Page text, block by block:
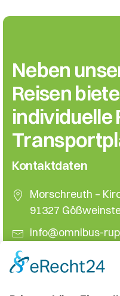
Neben
Reisen
individuelle
Kontaktdaten
Morschreuth –
91327
info@omnibus-